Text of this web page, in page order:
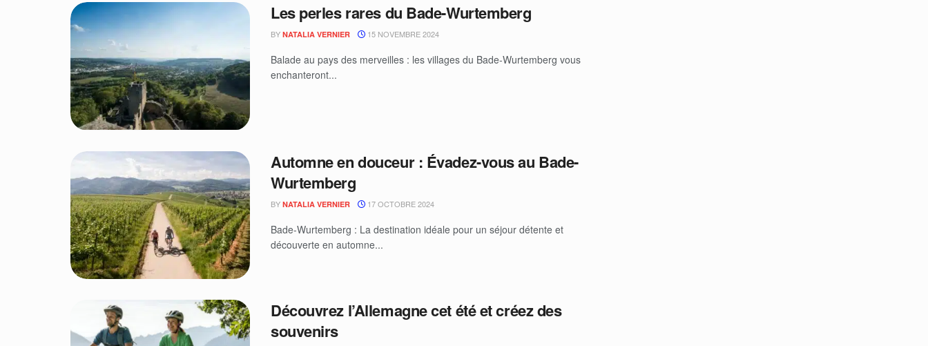
Les perles rares du Bade-Wurtemberg
BY NATALIA VERNIER 15 NOVEMBRE 2024
Balade au pays des merveilles : les villages du Bade-Wurtemberg vous
enchanteront...
Automne en douceur : Évadez-vous au Bade-
Wurtemberg
BY NATALIA VERNIER 17 OCTOBRE 2024
Bade-Wurtemberg : La destination idéale pour un séjour détente et
découverte en automne...
Découvrez l’Allemagne cet été et créez des
souvenirs